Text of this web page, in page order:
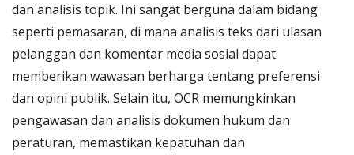
dan analisis topik. Ini sangat berguna dalam bidang
seperti pemasaran, di mana analisis teks dari ulasan
pelanggan dan komentar media sosial dapat
memberikan wawasan berharga tentang preferensi
dan opini publik. Selain itu, OCR memungkinkan
pengawasan dan analisis dokumen hukum dan
peraturan, memastikan kepatuhan dan